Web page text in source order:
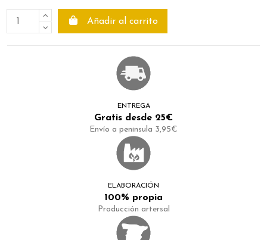
Añadir al carrito
ENTREGA
Gratis desde 25€
Envío a peninsula 3,95€
ELABORACIÓN
100% propia
Producción artersal